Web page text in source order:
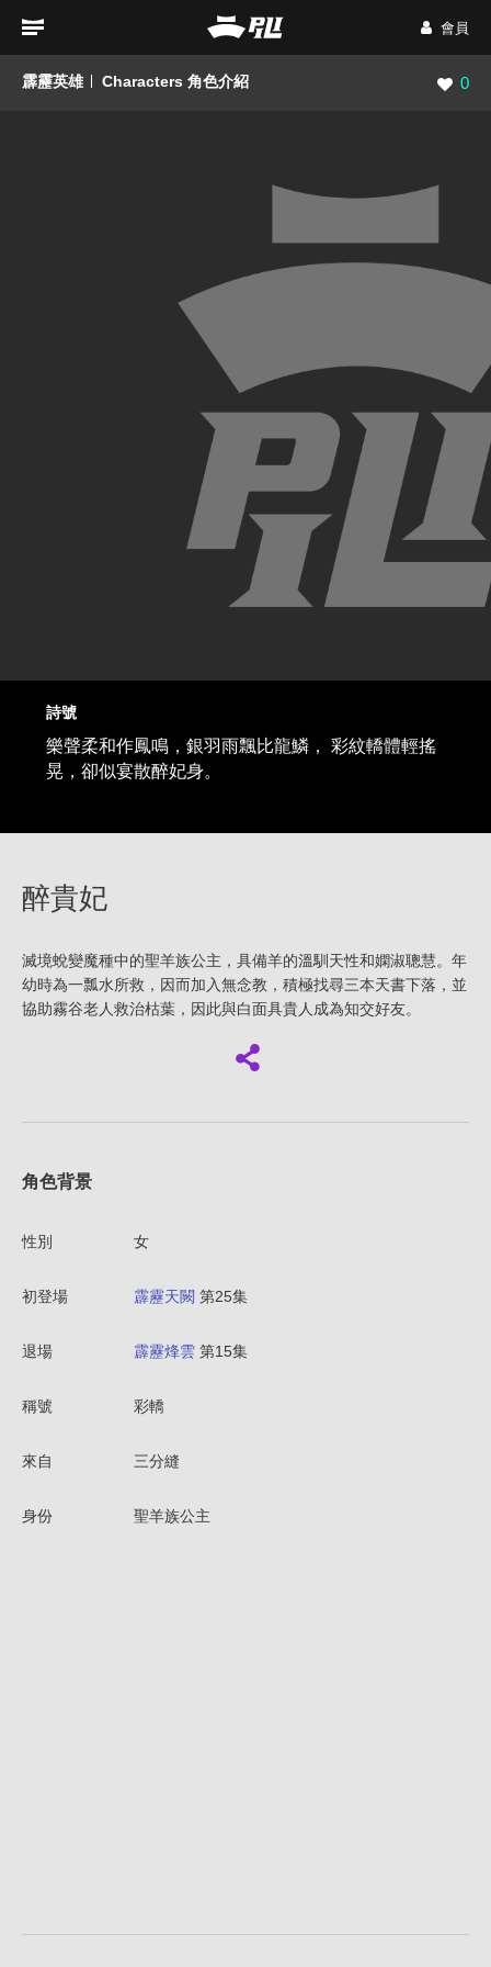
會員
霹靂英雄 Characters 角色介紹 瀏覽
0
詩號
樂聲柔和作鳳鳴，銀羽雨飄比龍鱗， 彩紋轎體輕搖
晃，卻似宴散醉妃身。
醉貴妃
滅境蛻變魔種中的聖羊族公主，具備羊的溫馴天性和嫻淑聰慧。年
幼時為一瓢水所救，因而加入無念教，積極找尋三本天書下落，並
協助霧谷老人救治枯葉，因此與白面具貴人成為知交好友。
角色背景
性別 女
初登場 霹靂天闕 第25集
退場 霹靂烽雲 第15集
稱號 彩轎
來自 三分縫
身份 聖羊族公主